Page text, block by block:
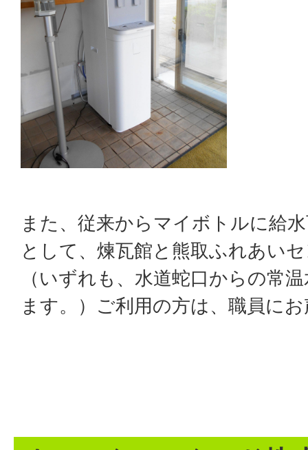
また、従来からマイボトルに給
として、煉瓦館と熊取ふれあい
（いずれも、水道蛇口からの常
ます。）ご利用の方は、職員に